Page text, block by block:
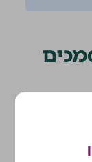
אונליין,
פעולות,
ועוד